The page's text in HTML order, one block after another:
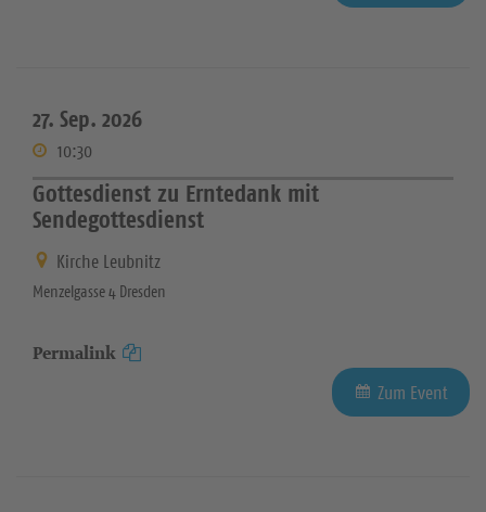
27. Sep. 2026
10:30
Gottesdienst zu Erntedank mit
Sendegottesdienst
Kirche Leubnitz
Menzelgasse 4 Dresden
Permalink
Zum Event